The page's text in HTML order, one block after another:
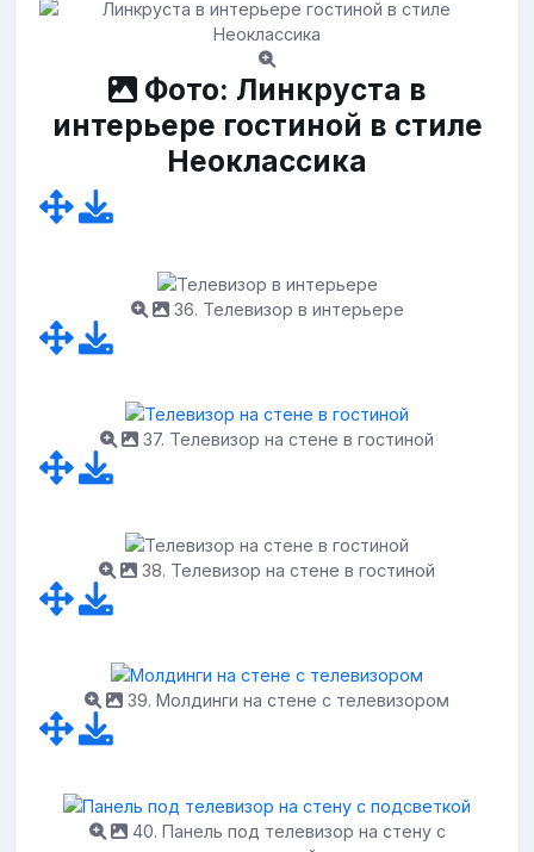
Фото: Линкруста в
интерьере гостиной в стиле
Неоклассика
36. Телевизор в интерьере
37. Телевизор на стене в гостиной
38. Телевизор на стене в гостиной
39. Молдинги на стене с телевизором
40. Панель под телевизор на стену с